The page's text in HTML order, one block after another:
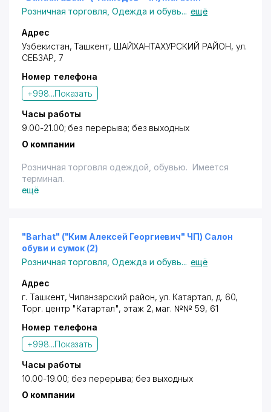
Розничная торговля ,Одежда и обувь... ещё
Адрес
Узбекистан,Ташкент, ШАЙХАНТАХУРСКИЙ РАЙОН, ул.
СЕБЗАР, 7
Номер телефона
+998...Показать
Часы работы
9.00-21.00; без перерыва; без выходных
О компании
Розничная торговля одеждой, обувью. Имеется
терминал.
ещё
"Barhat" ("Ким Алексей Георгиевич" ЧП) Салон
обуви и сумок (2)
Розничная торговля ,Одежда и обувь... ещё
Адрес
г. Ташкент, Чиланзарский район,ул. Катартал, д. 60,
Торг. центр "Катартал", этаж 2, маг. №№ 59, 61
Номер телефона
+998...Показать
Часы работы
10.00-19.00; без перерыва; без выходных
О компании